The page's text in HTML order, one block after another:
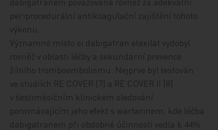
periprocedurální antikoagulační zajištění tohoto
výkonu.
Významné místo si dabigatran etexilát vydobyl
rovněž v oblasti léčby a sekundární prevence
žilního tromboembolismu. Nejprve byl testován
ve studiích RE COVER [7] a RE COVER II [8]
v šestiměsíčním klinickém sledování
porovnávajícím jeho efekt s warfarinem, kde léčba
dabigatranem při obdobné účinnosti vedla k 44%